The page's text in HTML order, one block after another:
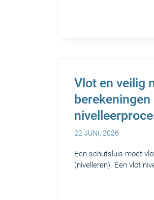
Vlot en veilig
22 JUNI, 2026
Een schutsluis moet
(nivelleren). Een vlot